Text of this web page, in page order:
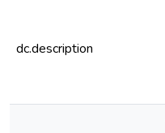
dc.description